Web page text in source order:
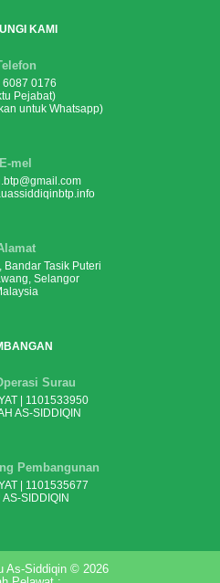
KAMI
6087 0176
Pejabat)
untuk Whatsapp)
E-mel
Bandar Tasik Puteri
Selangor
Surau
| 1101533950
AS-SIDDIQIN
Pembangunan
| 1101535677
SIDDIQIN
As-Siddiqin © 2026